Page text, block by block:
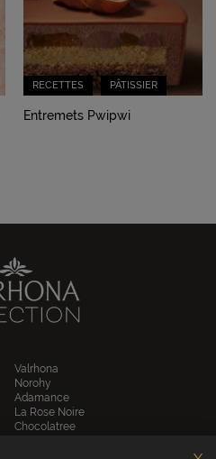
RECETTES PÂTISSIER
Entremets Pwipwi
Valrhona
Norohy
Adamance
La Rose Noire
Chocolatree